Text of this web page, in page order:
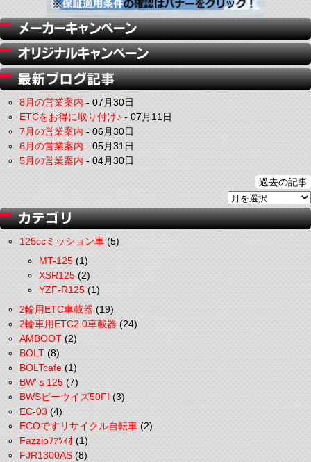
8月の営業案内-07月30日
ETCをお得に取り付け♪-07月11日
7月の営業案内-06月30日
6月の営業案内-05月31日
5月の営業案内-04月30日
過去の記事
125ccミッション車(5)
MT-125(1)
XSR125(2)
YZF-R125(1)
2輪用ETC車載器(19)
2輪車用ETC2.0車載器(24)
AMBOOT(2)
BOLT(8)
BOLTcafe(1)
BW'ｓ125(7)
BWSビーウイズ50FI(3)
EC-03(4)
ECOですリサイクル自転車(2)
Fazzioﾌｧﾂｨｵ(1)
FJR1300AS(8)